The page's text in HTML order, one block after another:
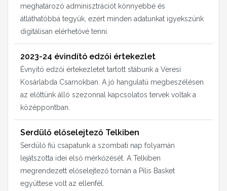
meghatározó adminisztrációt könnyebbé és
átláthatóbbá tegyük, ezért minden adatunkat igyekszünk
digitálisan elérhetővé tenni.
2023-24 évindító edzői értekezlet
Évnyitó edzői értekezletet tartott stábunk a Veresi
Kosárlabda Csarnokban. A jó hangulatú megbeszélésen
az előttünk álló szezonnal kapcsolatos tervek voltak a
középpontban.
Serdülő előselejtező Telkiben
Serdülő fiú csapatunk a szombati nap folyamán
lejátszotta idei első mérkőzését. A Telkiben
megrendezett előselejtező tornán a Pilis Basket
együttese volt az ellenfél.